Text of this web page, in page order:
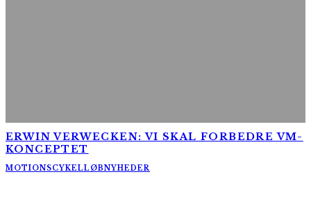
ERWIN VERWECKEN: VI SKAL FORBEDRE VM-
KONCEPTET
MOTIONSCYKELLØBNYHEDER